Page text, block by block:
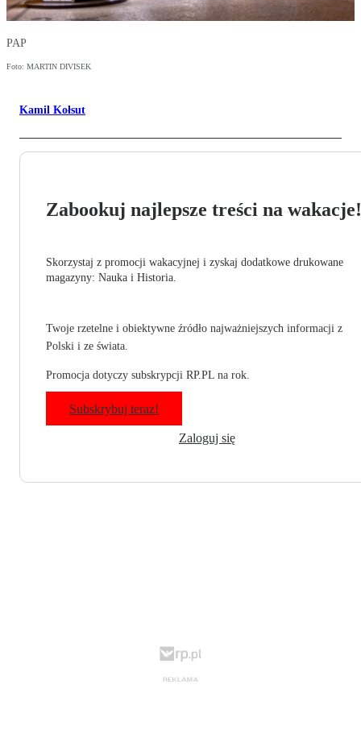
PAP
Foto: MARTIN DIVISEK
Kamil Kołsut
Zabookuj najlepsze treści na wakacje!
Skorzystaj z promocji wakacyjnej i zyskaj dodatkowe drukowane
magazyny: Nauka i Historia.
Twoje rzetelne i obiektywne źródło najważniejszych informacji z
Polski i ze świata.
Promocja dotyczy subskrypcji RP.PL na rok.
Subskrybuj teraz!
Zaloguj się